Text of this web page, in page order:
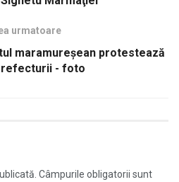
urmatoare
maramureșean protestează
- foto
Câmpurile obligatorii sunt